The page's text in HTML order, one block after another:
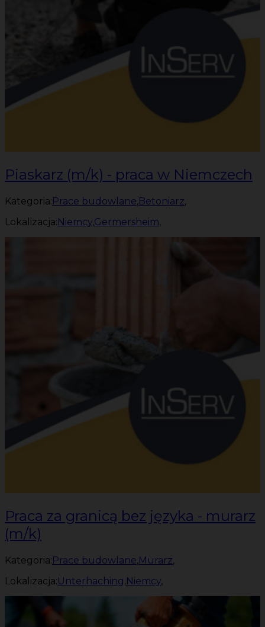
Piaskarz (m/k) - praca w Niemczech
Kategoria: Prace budowlane,Betoniarz,
Lokalizacja: Niemcy,Germersheim,
Praca za granicą bez języka - murarz
(m/k)
Kategoria:Prace budowlane,Murarz,
Lokalizacja:Unterhaching,Niemcy,